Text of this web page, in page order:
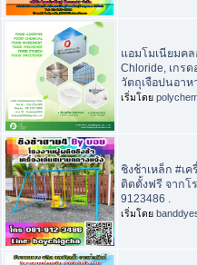
แอมโมเนียมคล
Chloride, เกรด
วัตถุเจือปนอาห
เริ่มโดย
ชิงช้าเหล็ก #เ
ติดตั้งฟรี จากโ
9123486 .
เริ่มโดย